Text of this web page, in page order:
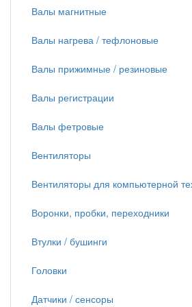
Валы магнитные
Валы нагрева / тефлоновые
Валы прижимные / резиновые
Валы регистрации
Валы фетровые
Вентиляторы
Вентиляторы для компьютерной
Воронки, пробки, переходники
Втулки / бушинги
Головки
Датчики / сенсоры